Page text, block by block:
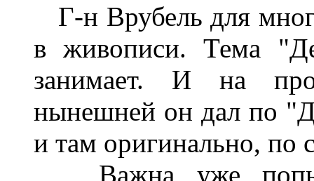
Г-н Врубель для
в живописи. Тема
занимает. И на
нынешней он дал по
и там оригинально, по
Важна уже